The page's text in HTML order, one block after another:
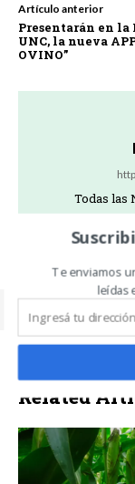
Artículo anterior
Presentarán en la
UNC, la nueva
OVINO”
Todas las
Related
Te enviamos
leídas